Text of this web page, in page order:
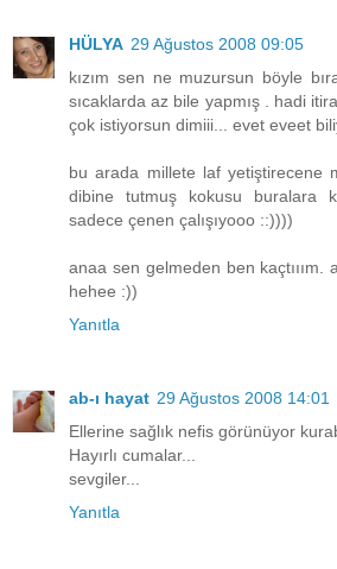
HÜLYA 29 Ağustos 2008 09:05
kızım sen ne muzursun böyle
sıcaklarda az bile yapmış . hadi
çok istiyorsun dimiii... evet eveet
bu arada millete laf yetiştirecene
dibine tutmuş kokusu buralara
sadece çenen çalışıyooo ::))))
anaa sen gelmeden ben kaçtııım.
hehee :))
Yanıtla
ab-ı hayat 29 Ağustos 2008 14:01
Ellerine sağlık nefis görünüyor
Hayırlı cumalar...
sevgiler...
Yanıtla